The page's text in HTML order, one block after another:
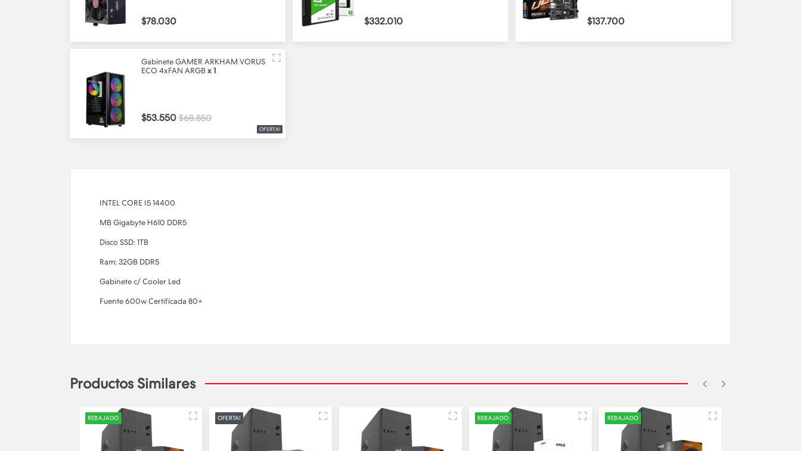
$78.030 $332.010 $137.700
OFERTA!
Gabinete GAMER ARKHAM VORUS
ECO 4xFAN ARGB x 1
$53.550 $68.850
INTEL CORE I5 14400
MB Gigabyte H610 DDR5
Disco SSD: 1TB
Ram: 32GB DDR5
Gabinete c/ Cooler Led
Fuente 600w Certificada 80+
Productos Similares
REBAJADO OFERTA! REBAJADO REBAJADO